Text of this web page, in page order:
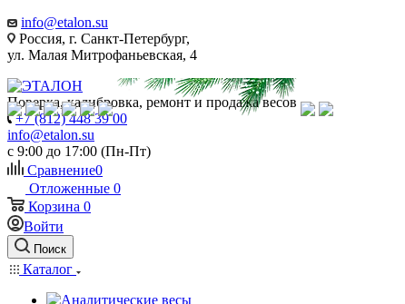
info@etalon.su
Россия, г. Санкт-Петербург,
ул. Малая Митрофаньевская, 4
Поверка, калибровка, ремонт и продажа весов
+7 (812) 448 39 00
info@etalon.su
c 9:00 до 17:00 (Пн-Пт)
Сравнение0
Отложенные 0
Корзина 0
Войти
Поиск
Каталог